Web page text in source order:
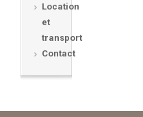
Location
et
transport
Contact